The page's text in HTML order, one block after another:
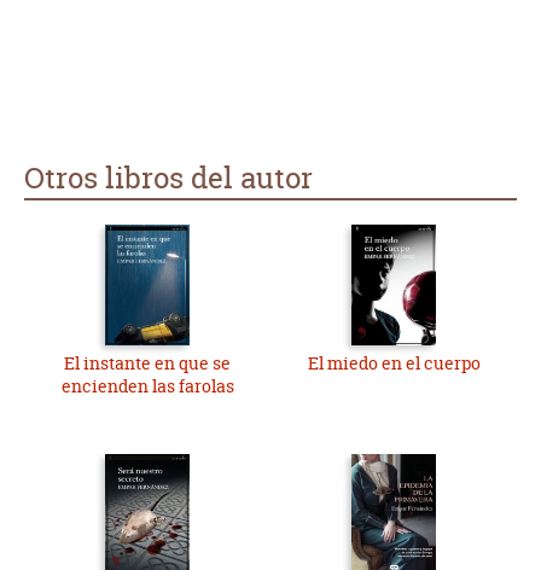
Otros libros del autor
El instante en que se
encienden las farolas
El miedo en el cuerpo